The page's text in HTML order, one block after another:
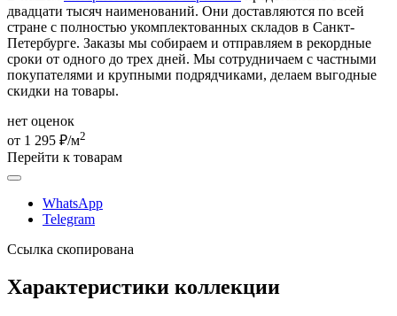
двадцати тысяч наименований. Они доставляются по всей
стране с полностью укомплектованных складов в Санкт-
Петербурге. Заказы мы собираем и отправляем в рекордные
сроки от одного до трех дней. Мы сотрудничаем с частными
покупателями и крупными подрядчиками, делаем выгодные
скидки на товары.
нет оценок
от 1 295 ₽/м2
Перейти к товарам
WhatsApp
Telegram
Ссылка скопирована
Характеристики коллекции